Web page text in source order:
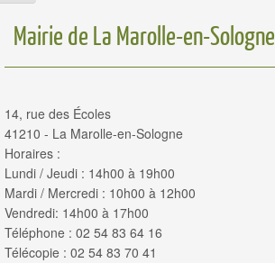
Mairie de La Marolle-en-Sologne
14, rue des Écoles
41210 - La Marolle-en-Sologne
Horaires :
Lundi / Jeudi : 14h00 à 19h00
Mardi / Mercredi : 10h00 à 12h00
Vendredi: 14h00 à 17h00
Téléphone : 02 54 83 64 16
Télécopie : 02 54 83 70 41